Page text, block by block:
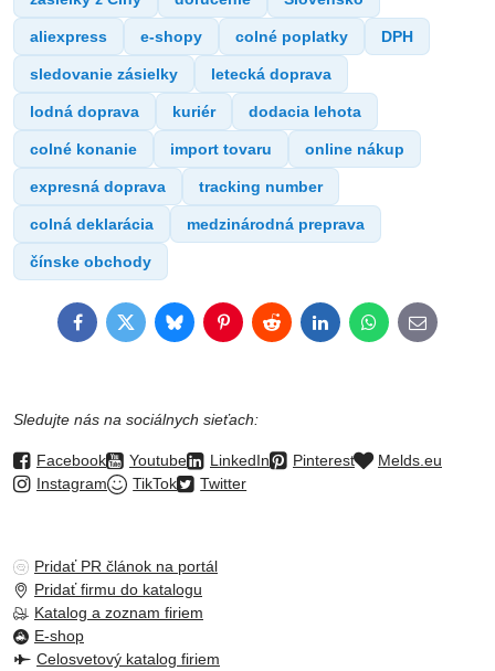
aliexpress e-shopy colné poplatky DPH
sledovanie zásielky letecká doprava
lodná doprava kuriér dodacia lehota
colné konanie import tovaru online nákup
expresná doprava tracking number
colná deklarácia medzinárodná preprava
čínske obchody
FacebookTwitterBlueskyPinterestRedditLinkedInWhatsApp
E-
mail
Sledujte nás na sociálnych sieťach:
Facebook Youtube LinkedIn Pinterest
Melds.eu
Instagram
TikTok Twitter
Pridať PR článok na portál
Pridať firmu do katalogu
Katalog a zoznam firiem
E-shop
Celosvetový katalog firiem